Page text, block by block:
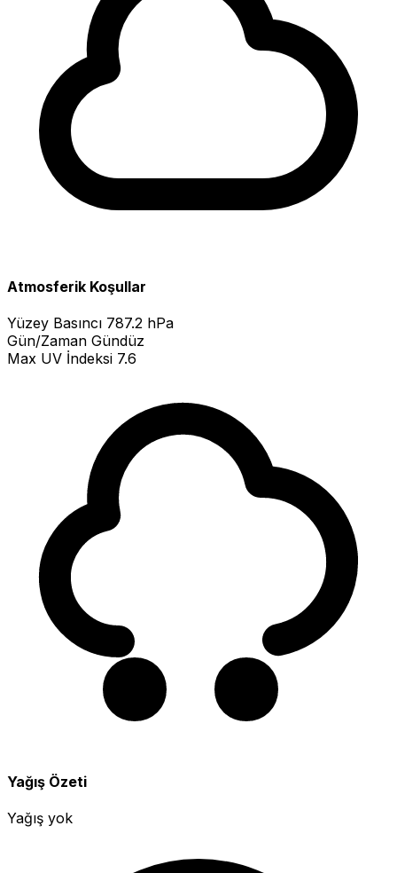
Atmosferik Koşullar
Yüzey Basıncı 787.2 hPa
Gün/Zaman Gündüz
Max UV İndeksi 7.6
Yağış Özeti
Yağış yok